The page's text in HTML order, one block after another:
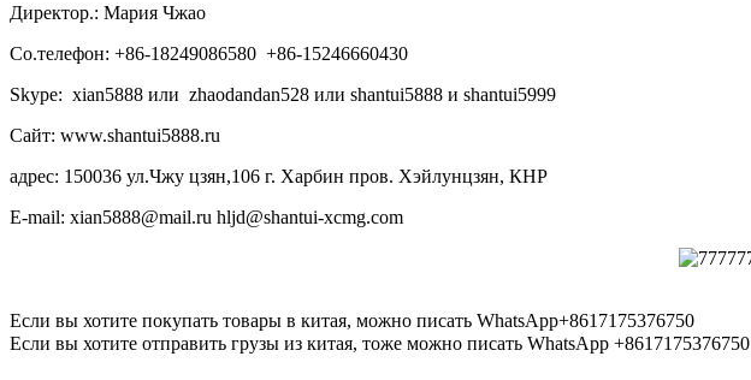
Директор.: Мария Чжао
Со.телефон: +86-18249086580 +86-15246660430
Skype: xian5888 или zhaodandan528 или shantui5888 и shantui5999
Сайт: www.shantui5888.ru
адрес: 150036 ул.Чжу цзян,106 г. Харбин пров. Хэйлунцзян, КНР
E-mail: xian5888@mail.ru hljd@shantui-xcmg.com
Если вы хотите покупать товары в китая, можно писать WhatsApp+8617175376750
Если вы хотите отправить грузы из китая, тоже можно писать WhatsApp +8617175376750